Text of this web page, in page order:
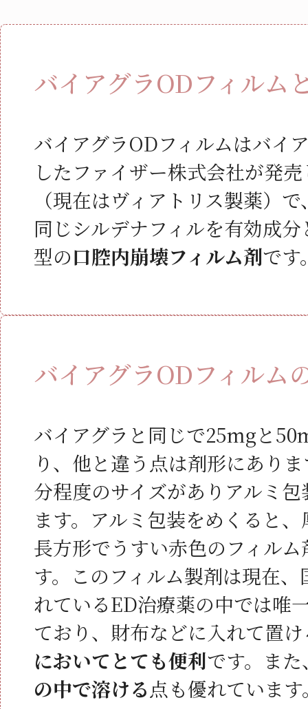
バイアグラODフィルム
バイアグラODフィルムはバイ
したファイザー株式会社が発
（現在はヴィアトリス製薬）
同じシルデナフィルを有効成
型の口腔内崩壊フィルム剤です
バイアグラODフィルム
バイアグラと同じで25mgと
り、他と違う点は剤形にあり
分程度のサイズがありアルミ
ます。アルミ包装をめくると
長方形でうすい赤色のフィル
す。このフィルム製剤は現在
れているED治療薬の中では唯
ており、財布などに入れて置
においてとても便利です。また
の中で溶ける点も優れています